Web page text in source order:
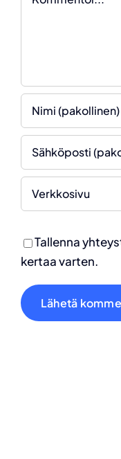
Tallenna
kertaa varten.